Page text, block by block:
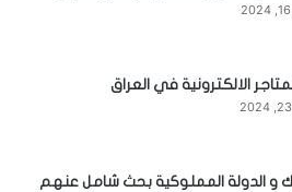
في أمريكا الجنوبية، تُوجد حياة
التيّارات القوية. مثل بطّ
الالكترونية في العراق
و الدولة المملوكية بحث شامل عنهم